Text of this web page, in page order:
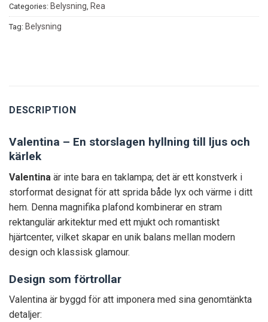
Categories: Belysning Rea
Tag: Belysning
DESCRIPTION
Valentina – En storslagen hyllning till ljus och
kärlek
Valentina är inte bara en taklampa; det är ett konstverk i
storformat designat för att sprida både lyx och värme i ditt
hem. Denna magnifika plafond kombinerar en stram
rektangulär arkitektur med ett mjukt och romantiskt
hjärtcenter, vilket skapar en unik balans mellan modern
design och klassisk glamour.
Design som förtrollar
Valentina är byggd för att imponera med sina genomtänkta
detaljer: